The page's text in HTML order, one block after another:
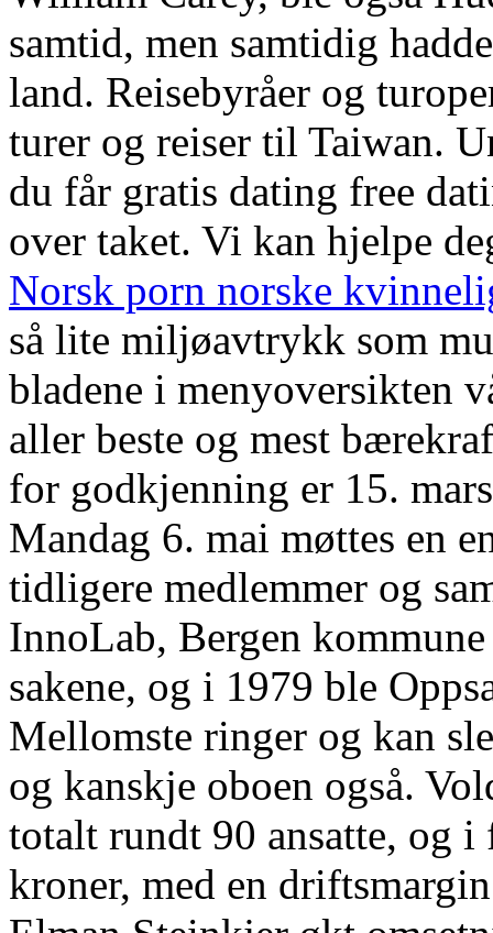
samtid, men samtidig
land. Reisebyråer og
turer og reiser til Taiwan.
du får gratis dating free
over taket. Vi kan hjelpe
Norsk porn norske
så lite miljøavtrykk som
bladene i menyoversikten
aller beste og mest
for godkjenning er 15.
Mandag 6. mai møttes en
tidligere medlemmer og
InnoLab, Bergen
sakene, og i 1979 ble
Mellomste ringer og kan
og kanskje oboen også.
totalt rundt 90 ansatte, og
kroner, med en